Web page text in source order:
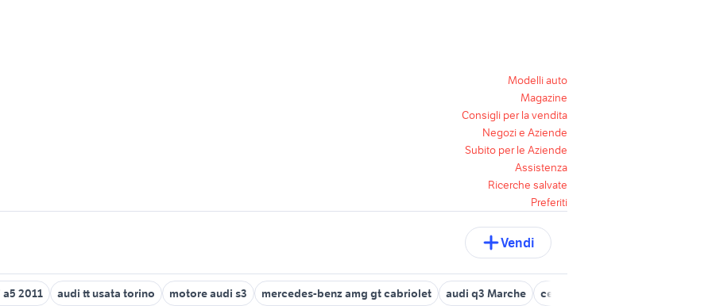
Modelli auto
Magazine
Consigli per la vendita
Negozi e Aziende
Subito per le Aziende
Assistenza
Ricerche salvate
Preferiti
Vendi
2011 audi tt usata torino motore audi s3 mercedes-benz amg gt cabriolet audi q3 Marche cerchi audi a1